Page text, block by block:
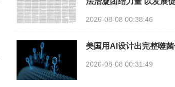
2026-08-08 00:38:46
美国用AI设计出完整噬菌
2026-08-08 00:31:49